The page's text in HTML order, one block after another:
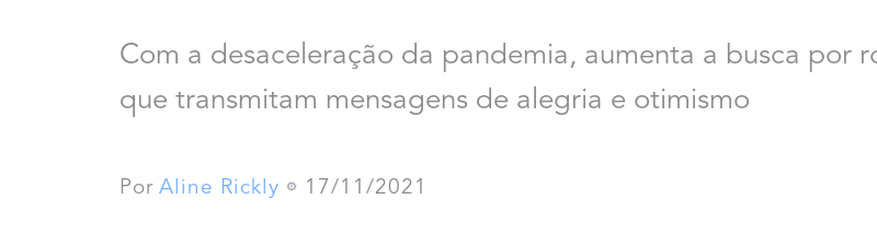
Com a desaceleração da pandemia, aumenta a busca por
que transmitam mensagens de alegria e otimismo
Por Aline Rickly 17/11/2021